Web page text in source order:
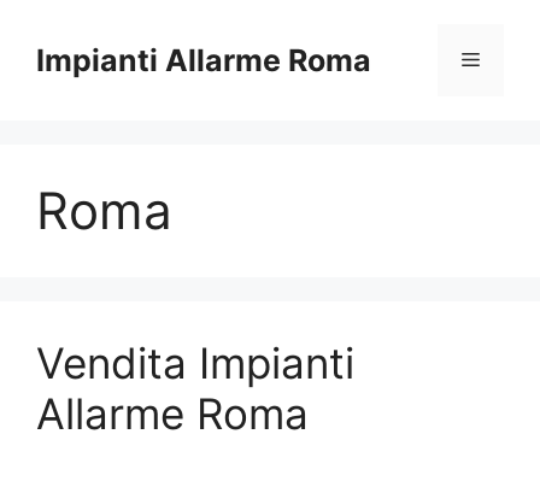
contenuto
Impianti Allarme Roma Menu
Roma
Vendita Impianti
Allarme Roma